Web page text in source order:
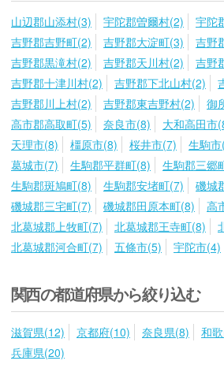
山辺郡山添村(3) 宇陀郡曽爾村(2)
宇陀
吉野郡吉野町(2)
吉野郡大淀町(3)
吉野
吉野郡黒滝村(2)
吉野郡天川村(2)
吉野
吉野郡十津川村(2)
吉野郡下北山村(2)
吉野郡川上村(2)
吉野郡東吉野村(2)
御
高市郡高取町(5)
奈良市(8) 大和高田市
天理市(8)
橿原市(8) 桜井市(7) 生駒
葛城市(7)
生駒郡平群町(8)
生駒郡三郷
生駒郡斑鳩町(8)
生駒郡安堵町(7)
磯城
磯城郡三宅町(7)
磯城郡田原本町(8)
高
北葛城郡上牧町(7)
北葛城郡王寺町(8)
北葛城郡河合町(7)
五條市(5) 宇陀市(4)
関西の都道府県から絞り込む
滋賀県(12) 京都府(10) 奈良県(8) 和
兵庫県(20)